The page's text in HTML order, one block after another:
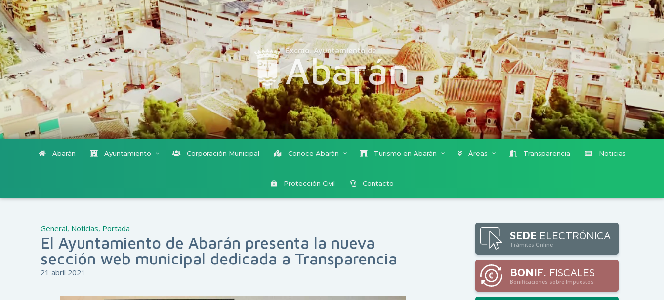
Excmo. Ayuntamiento de
Abarán
Abarán Ayuntamiento Corporación Municipal Conoce Abarán Turismo en Abarán Áreas Transparencia Noticias
Protección Civil Contacto
General, Noticias, Portada
El Ayuntamiento de Abarán presenta la nueva
sección web municipal dedicada a Transparencia
21 abril 2021
SEDE ELECTRÓNICA
Trámites Online
BONIF. FISCALES
Bonificaciones sobre Impuestos